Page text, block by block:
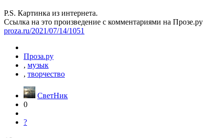
P.S. Картинка из интернета.
Ссылка на это произведение с комментариями на Прозе.ру
proza.ru/2021/07/14/1051
Проза.ру
, музык
, творчество
СветНик
0
?